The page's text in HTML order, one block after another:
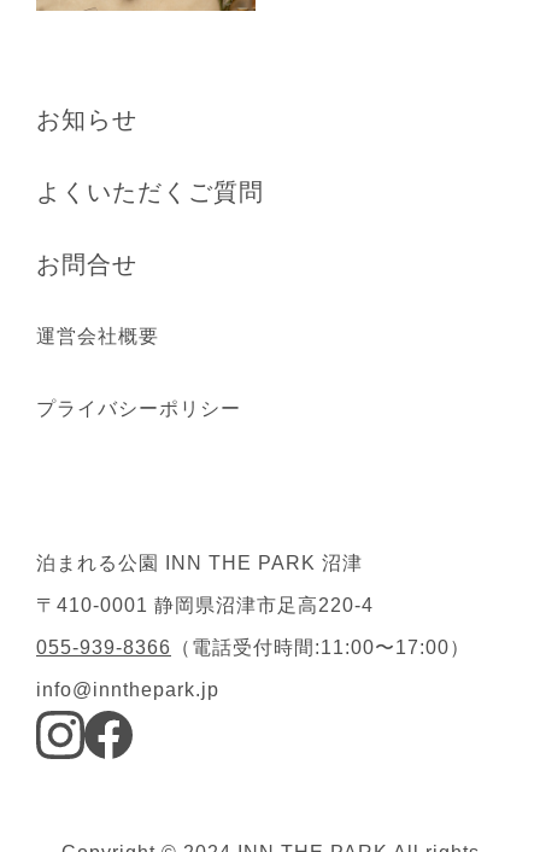
お知らせ
よくいただくご質問
お問合せ
運営会社概要
プライバシーポリシー
泊まれる公園 INN THE PARK 沼津
〒410-0001 静岡県沼津市足高220-4
055-939-8366 （電話受付時間:11:00〜17:00）
info@innthepark.jp